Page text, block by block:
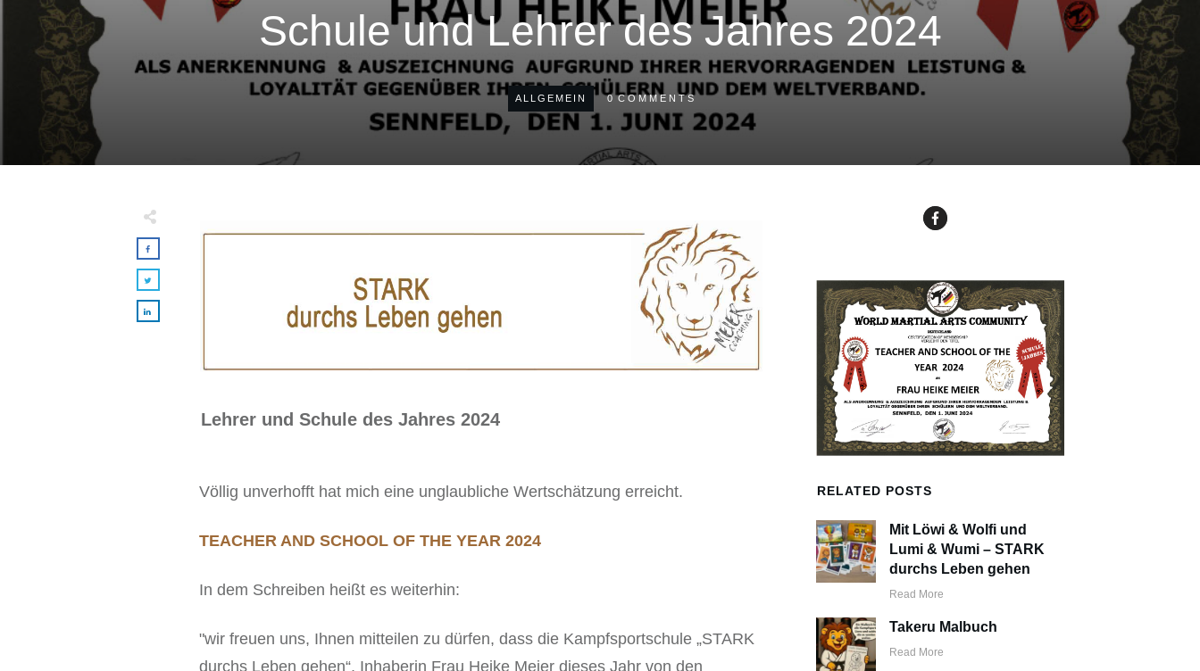
Schule und Lehrer des Jahres 2024
ALLGEMEIN 0 COMMENTS
Lehrer und Schule des Jahres 2024
Völlig unverhofft hat mich eine unglaubliche Wertschätzung erreicht.
TEACHER AND SCHOOL OF THE YEAR 2024
In dem Schreiben heißt es weiterhin:
"wir freuen uns, Ihnen mitteilen zu dürfen, dass die Kampfsportschule „STARK
durchs Leben gehen“, Inhaberin Frau Heike Meier dieses Jahr von den
RELATED POSTS
Mit Löwi & Wolfi und
Lumi & Wumi – STARK
durchs Leben gehen
Read More
Takeru Malbuch
Read More